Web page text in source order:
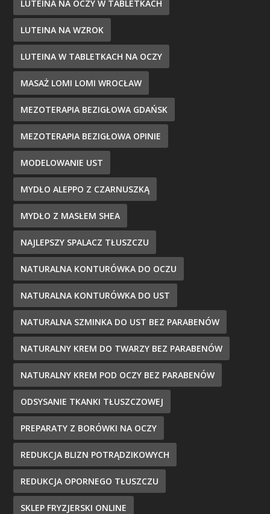
LUTEINA NA OCZY W TABLETKACH
LUTEINA NA WZROK
LUTEINA W TABLETKACH NA OCZY
MASAŻ LOMI LOMI WROCŁAW
MEZOTERAPIA BEZIGŁOWA GDAŃSK
MEZOTERAPIA BEZIGŁOWA OPINIE
MODELOWANIE UST
MYDŁO ALEPPO Z CZARNUSZKĄ
MYDŁO Z MASŁEM SHEA
NAJLEPSZY SPALACZ TŁUSZCZU
NATURALNA KONTURÓWKA DO OCZU
NATURALNA KONTURÓWKA DO UST
NATURALNA SZMINKA DO UST BEZ PARABENÓW
NATURALNY KREM DO TWARZY BEZ PARABENÓW
NATURALNY KREM POD OCZY BEZ PARABENÓW
ODSYSANIE TKANKI TŁUSZCZOWEJ
PREPARATY Z BORÓWKI NA OCZY
REDUKCJA BLIZN POTRĄDZIKOWYCH
REDUKCJA OPORNEGO TŁUSZCZU
SKLEP FRYZJERSKI ONLINE